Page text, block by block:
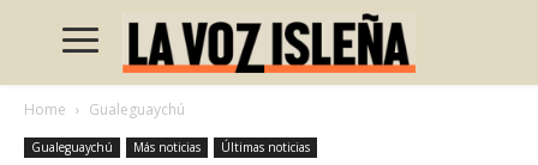
Home Gualeguaychú
Gualeguaychú Más noticias Últimas noticias